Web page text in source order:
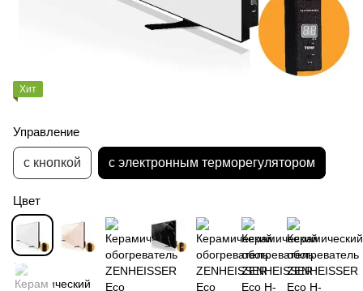
Хит
Управление
с кнопкой с электронным терморегулятором
Цвет